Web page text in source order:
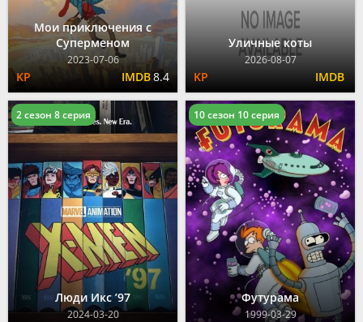
Мои приключения с
Суперменом
2023-07-06
8.4
Уличные коты
2026-08-07
Люди Икс ’97
2024-03-20
2 сезон 8 серия
Футурама
1999-03-29
10 сезон 10 серия